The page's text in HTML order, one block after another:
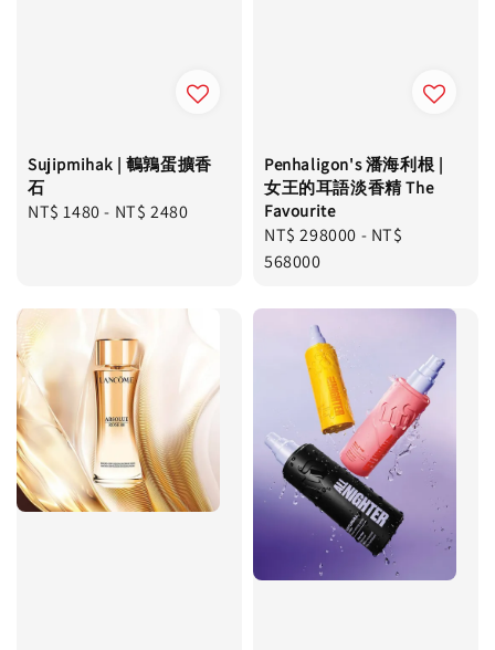
Sujipmihak | 鵪鶉蛋擴香
石
Regular
NT$ 1480- NT$ 2480
Penhaligon's 潘海利根 |
女王的耳語淡香精 The
Favourite
Regular
price
NT$ 298000 - NT$
568000